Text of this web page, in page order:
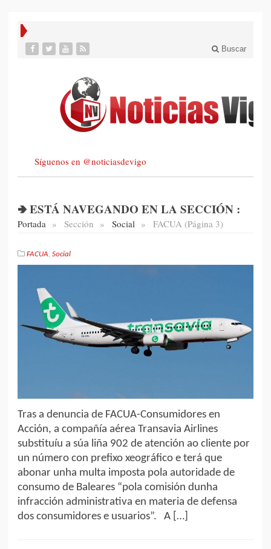
Buscar
Síguenos en @noticiasdevigo
🢂 ESTÁ NAVEGANDO EN LA SECCIÓN :
Portada » Sección » Social » FACUA (Página 3)
FACUA, Social
Tras a denuncia de FACUA-Consumidores en
Acción, a compañía aérea Transavia Airlines
substituíu a súa liña 902 de atención ao cliente por
un número con prefixo xeográfico e terá que
abonar unha multa imposta pola autoridade de
consumo de Baleares “pola comisión dunha
infracción administrativa en materia de defensa
dos consumidores e usuarios”. A […]